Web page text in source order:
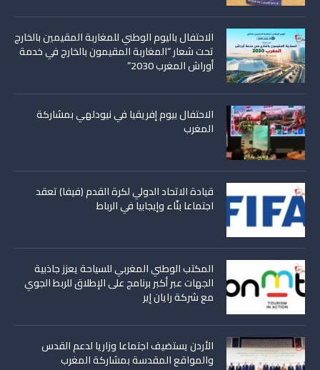
الاحتفال باليوم الوطني للمغاربة المقيمين بالخارج
تحت شعار “المغاربة المقيمون بالخارج في خدمة
أوراش المغرب 2030”
الاحتفال بيوم إفريقيا في نيودلهي بمشاركة
المغرب
قيادة الاتحاد الدولي لكرة القدم (فيفا) تعقد
اجتماعا بنّاء وإيجابيا في الرباط
المكتب الوطني المغربي للسياحة يعزز جاذبية
الجهات عبر أكبر برنامج على الإطلاق للربط الجوي
مع شركة رايان إير
الأردن يستضيف اجتماعا وزاريا لدعم القدس
والمواقع المقدسة بمشاركة المغرب